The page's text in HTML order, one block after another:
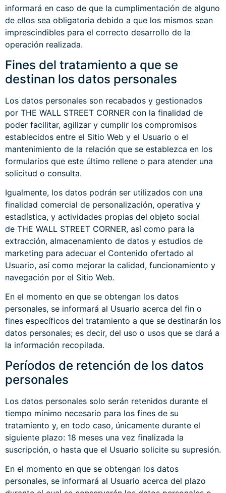
informará en caso de que la cumplimentación de alguno
de ellos sea obligatoria debido a que los mismos sean
imprescindibles para el correcto desarrollo de la
operación realizada.
Fines del tratamiento a que se
destinan los datos personales
Los datos personales son recabados y gestionados
por THE WALL STREET CORNER con la finalidad de
poder facilitar, agilizar y cumplir los compromisos
establecidos entre el Sitio Web y el Usuario o el
mantenimiento de la relación que se establezca en los
formularios que este último rellene o para atender una
solicitud o consulta.
Igualmente, los datos podrán ser utilizados con una
finalidad comercial de personalización, operativa y
estadística, y actividades propias del objeto social
de THE WALL STREET CORNER, así como para la
extracción, almacenamiento de datos y estudios de
marketing para adecuar el Contenido ofertado al
Usuario, así como mejorar la calidad, funcionamiento y
navegación por el Sitio Web.
En el momento en que se obtengan los datos
personales, se informará al Usuario acerca del fin o
fines específicos del tratamiento a que se destinarán los
datos personales; es decir, del uso o usos que se dará a
la información recopilada.
Períodos de retención de los datos
personales
Los datos personales solo serán retenidos durante el
tiempo mínimo necesario para los fines de su
tratamiento y, en todo caso, únicamente durante el
siguiente plazo: 18 meses una vez finalizada la
suscripción, o hasta que el Usuario solicite su supresión.
En el momento en que se obtengan los datos
personales, se informará al Usuario acerca del plazo